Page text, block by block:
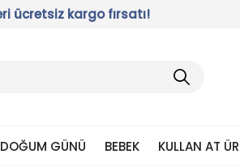
ücretsiz kargo fırsatı!
DOĞUM GÜNÜ BEBEK KULLAN AT